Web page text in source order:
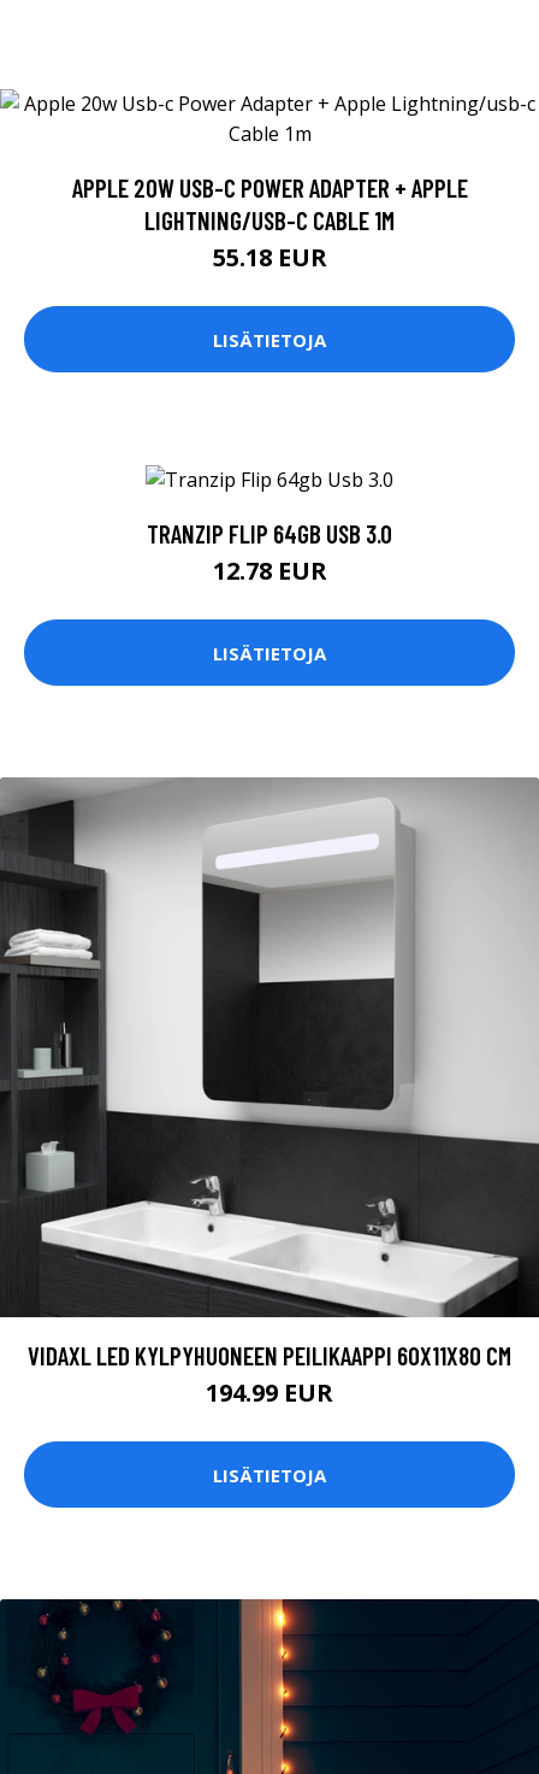
APPLE 20W USB-C POWER ADAPTER + APPLE
LIGHTNING/USB-C CABLE 1M
55.18 EUR
LISÄTIETOJA
TRANZIP FLIP 64GB USB 3.0
12.78 EUR
LISÄTIETOJA
VIDAXL LED KYLPYHUONEEN PEILIKAAPPI 60X11X80 CM
194.99 EUR
LISÄTIETOJA